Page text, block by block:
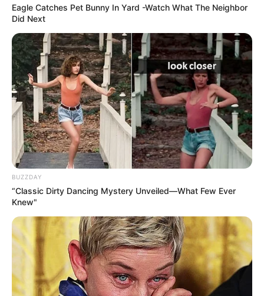
kapott, az életét már nem tudták megmenteni.
A megrázó hírt Pósfai Gábor, a Magyar-kormány
belügyminisztere osztotta meg a közösségi
oldalán. Bejegyzésében azt írta, megdöbbenve
értesült Gulyás Zsolt haláláról, majd részvétét
fejezte ki a tábornok családjának, kollégáinak és
mindazoknak, akik közel álltak hozzá.
Eagle Catches Pet Bunny In Yard -Watch What The Neighbor
Did Next
BUZZDAY
“Classic Dirty Dancing Mystery Unveiled—What Few Ever
Knew"